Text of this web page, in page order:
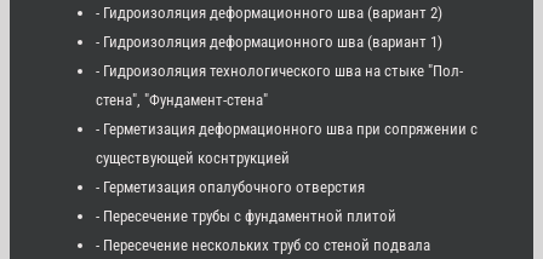
- Гидроизоляция деформационного шва (вариант 2)
- Гидроизоляция деформационного шва (вариант 1)
- Гидроизоляция технологического шва на стыке "Пол-
стена", "Фундамент-стена"
- Герметизация деформационного шва при сопряжении с
существующей коснтрукцией
- Герметизация опалубочного отверстия
- Пересечение трубы с фундаментной плитой
- Пересечение нескольких труб со стеной подвала